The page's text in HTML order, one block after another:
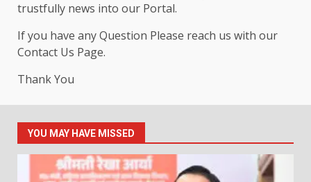
trustfully news into our Portal.
If you have any Question Please reach us with our
Contact Us Page.
Thank You
YOU MAY HAVE MISSED